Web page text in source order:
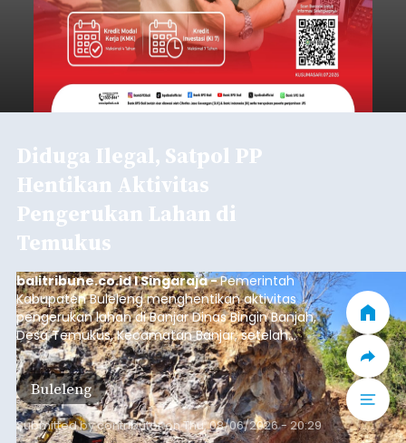
Diduga Ilegal, Satpol PP
Hentikan Aktivitas
Pengerukan Lahan di
Temukus
balitribune.co.id I Singaraja -Pemerintah
Kabupaten Buleleng menghentikan aktivitas
pengerukan lahan di Banjar Dinas Bingin Banjah,
Desa Temukus, Kecamatan Banjar, setelah
ditemukan indikasi kegiatan pengambilan
material yang tidak sesuai dengan peruntukan
kawasan.
Buleleng
Submitted bycontributoronThu, 08/06/2026 - 20:29